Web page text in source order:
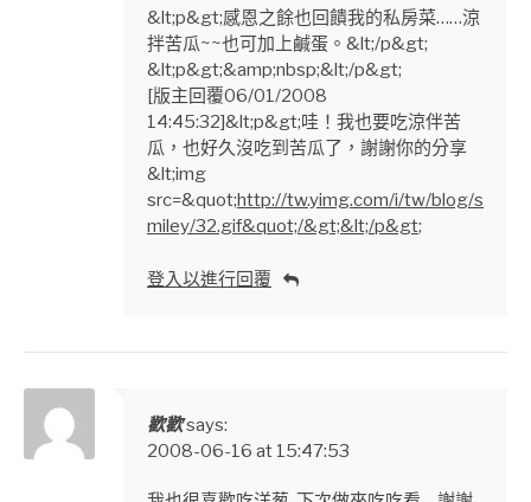
&lt;p&gt;感恩之餘也回饋我的私房菜……涼
拌苦瓜~~也可加上鹹蛋。&lt;/p&gt;
&lt;p&gt;&amp;nbsp;&lt;/p&gt;
[版主回覆06/01/2008
14:45:32]&lt;p&gt;哇！我也要吃涼伴苦
瓜，也好久沒吃到苦瓜了，謝謝你的分享
&lt;img
src=&quot;http://tw.yimg.com/i/tw/blog/s
miley/32.gif&quot;/&gt;&lt;/p&gt;
登入以進行回覆
歡歡says:
2008-06-16 at 15:47:53